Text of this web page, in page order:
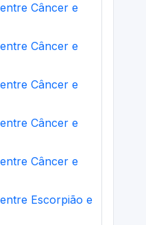
Câncer e
Câncer e
Câncer e
Câncer e
Câncer e
Escorpião e